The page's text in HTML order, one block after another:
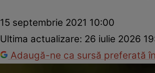
15 septembrie 2021 10:00
Ultima actualizare: 26 iulie 2026
Adaugă-ne ca sursă preferată